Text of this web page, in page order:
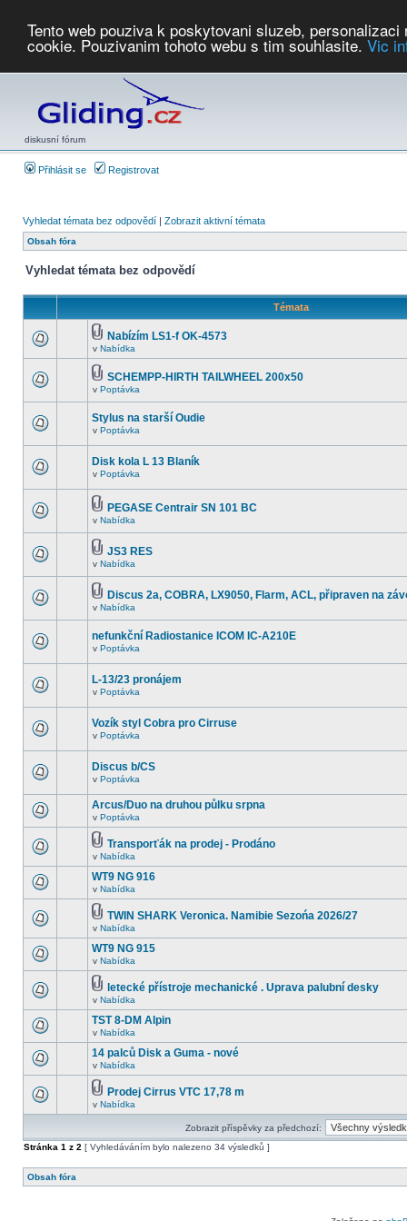
Tento web pouziva k poskytovani sluzeb,
cookie. Pouzivanim tohoto webu s tim souhlasite. Vic
diskusní fórum
Přihlásit se Registrovat
Vyhledat témata bez odpovědí | Zobrazit aktivní témata
Obsah fóra
Vyhledat témata bez odpovědí
Témata
Nabízím LS1-f OK-4573
v Nabídka
SCHEMPP-HIRTH TAILWHEEL 200x50
v Poptávka
Stylus na starší Oudie
v Poptávka
Disk kola L 13 Blaník
v Poptávka
PEGASE Centrair SN 101 BC
v Nabídka
JS3 RES
v Nabídka
Discus 2a, COBRA, LX9050, Flarm, ACL, připraven na
v Nabídka
nefunkční Radiostanice ICOM IC-A210E
v Poptávka
L-13/23 pronájem
v Poptávka
Vozík styl Cobra pro Cirruse
v Poptávka
Discus b/CS
v Poptávka
Arcus/Duo na druhou půlku srpna
v Poptávka
Transporťák na prodej - Prodáno
v Nabídka
WT9 NG 916
v Nabídka
TWIN SHARK Veronica. Namibie Sezońa 2026/27
v Nabídka
WT9 NG 915
v Nabídka
letecké přístroje mechanické . Uprava palubní desky
v Nabídka
TST 8-DM Alpin
v Nabídka
14 palců Disk a Guma - nové
v Nabídka
Prodej Cirrus VTC 17,78 m
v Nabídka
Zobrazit příspěvky za předchozí:
Stránka 1 z 2 [ Vyhledáváním bylo nalezeno 34 výsledků ]
Obsah fóra